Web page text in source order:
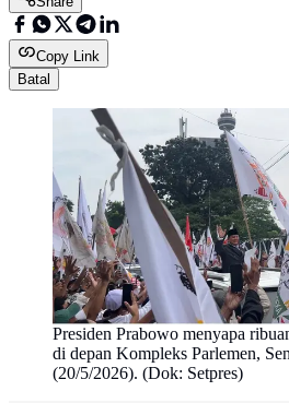
Copy Link
Batal
Presiden Prabowo menyapa
di depan Kompleks Parlemen,
(20/5/2026). (Dok: Setpres)